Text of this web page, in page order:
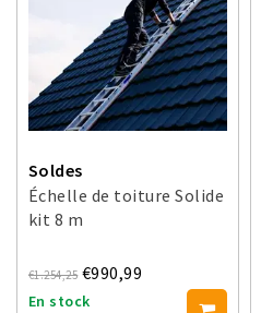
Soldes
Échelle de toiture Solide
kit 8 m
€1.254,25 €990,99
En stock